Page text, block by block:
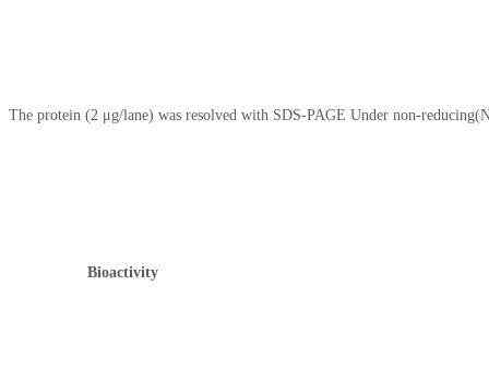
The protein (2 μg/lane) was resolved with SDS-PAGE Under non-
Bioactivity